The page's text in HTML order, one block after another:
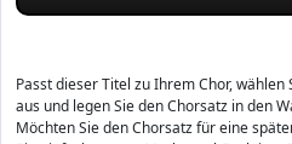
Passt dieser Titel zu Ihrem Chor,
aus und legen Sie den Chorsatz in den
Möchten Sie den Chorsatz für eine